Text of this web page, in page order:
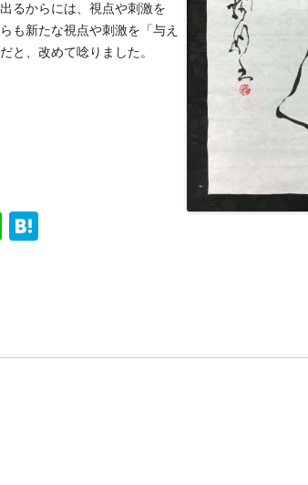
るからには、視点や刺激を
も新たな視点や刺激を「与え
と、改めて唸りました。
Li